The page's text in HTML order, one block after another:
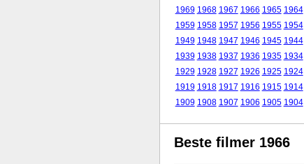
1969 1968 1967 1966 1965 1964
1959 1958 1957 1956 1955 1954
1949 1948 1947 1946 1945 1944
1939 1938 1937 1936 1935 1934
1929 1928 1927 1926 1925 1924
1919 1918 1917 1916 1915 1914
1909 1908 1907 1906 1905 1904
Beste filmer 1966